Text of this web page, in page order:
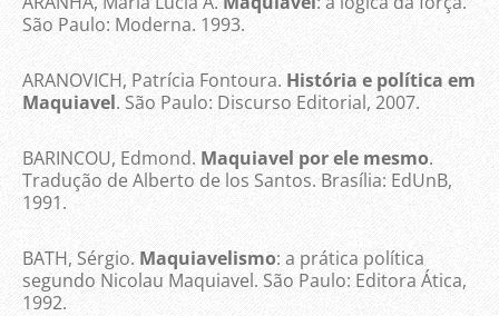
São Paulo: Moderna. 1993.
ARANOVICH, Patrícia Fontoura. História e política em
Maquiavel. São Paulo: Discurso Editorial, 2007.
BARINCOU, Edmond. Maquiavel por ele mesmo.
Tradução de Alberto de los Santos. Brasília: EdUnB,
1991.
BATH, Sérgio. Maquiavelismo: a prática política
segundo Nicolau Maquiavel. São Paulo: Editora Ática,
1992.